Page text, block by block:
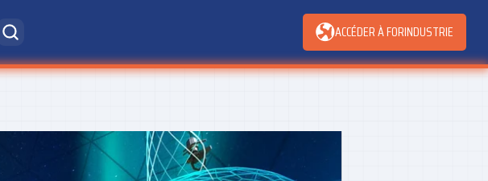
ACCÉDER À FORINDUSTRIE